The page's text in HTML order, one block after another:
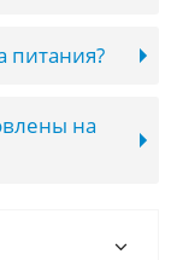
питания?
на